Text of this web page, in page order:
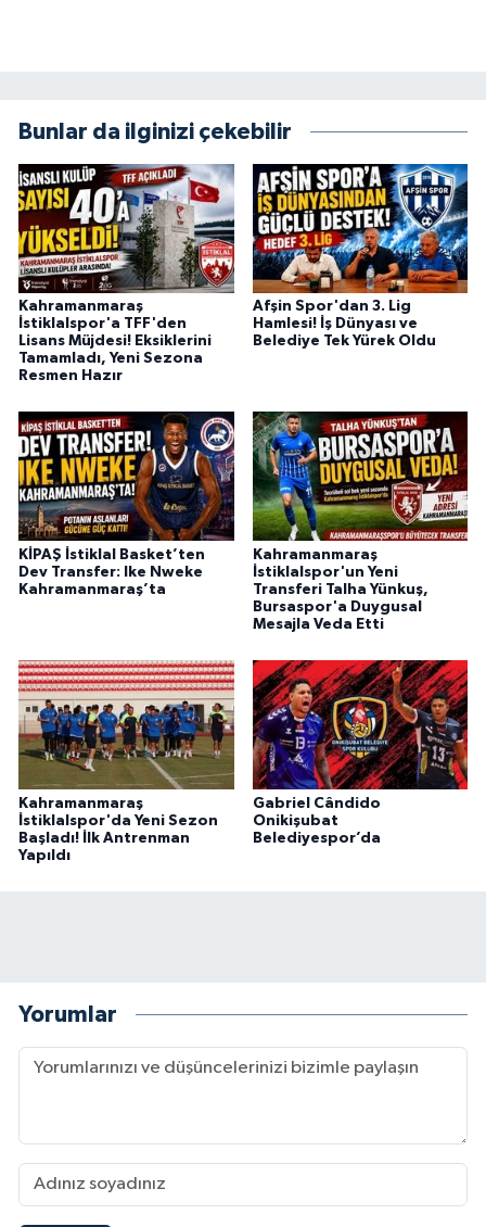
Bunlar da ilginizi çekebilir
Kahramanmaraş
İstiklalspor'a TFF'den
Lisans Müjdesi! Eksiklerini
Tamamladı, Yeni Sezona
Resmen Hazır
Afşin Spor'dan 3. Lig
Hamlesi! İş Dünyası ve
Belediye Tek Yürek Oldu
KİPAŞ İstiklal Basket’ten
Dev Transfer: Ike Nweke
Kahramanmaraş’ta
Kahramanmaraş
İstiklalspor'un Yeni
Transferi Talha Yünkuş,
Bursaspor'a Duygusal
Mesajla Veda Etti
Kahramanmaraş
İstiklalspor'da Yeni Sezon
Başladı! İlk Antrenman
Yapıldı
Gabriel Cândido
Onikişubat
Belediyespor’da
Yorumlar
YEREL
BÖLGEDEN
BİLİM TEKNOLOJİ
ASAYİŞ
SEÇİM 2015
ÇEVRE
BİLİM VE TEKNOLOJİ
YARIŞMALAR
HABERDE İNSAN